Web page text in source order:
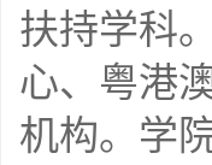
扶持学科
心、粤港
机构。学